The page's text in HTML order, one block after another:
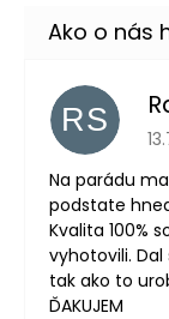
RS
Na parádu
podstate
Kvalita 100%
vyhotovili.
tak ako to
ĎAKUJEM